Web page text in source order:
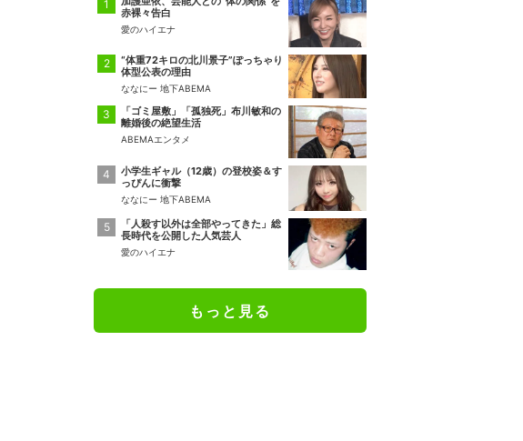
赤裸々告白
愛のハイエナ
“体重72キロの北川景子”ぽっちゃり
体型公表の理由
ななにー 地下ABEMA
「ゴミ屋敷」「孤独死」布川敏和の
離婚後の絶望生活
ABEMAエンタメ
小学生ギャル（12歳）の登校姿＆す
っぴんに衝撃
ななにー 地下ABEMA
「人殺す以外は全部やってきた」総
長時代を公開した人気芸人
愛のハイエナ
もっと見る